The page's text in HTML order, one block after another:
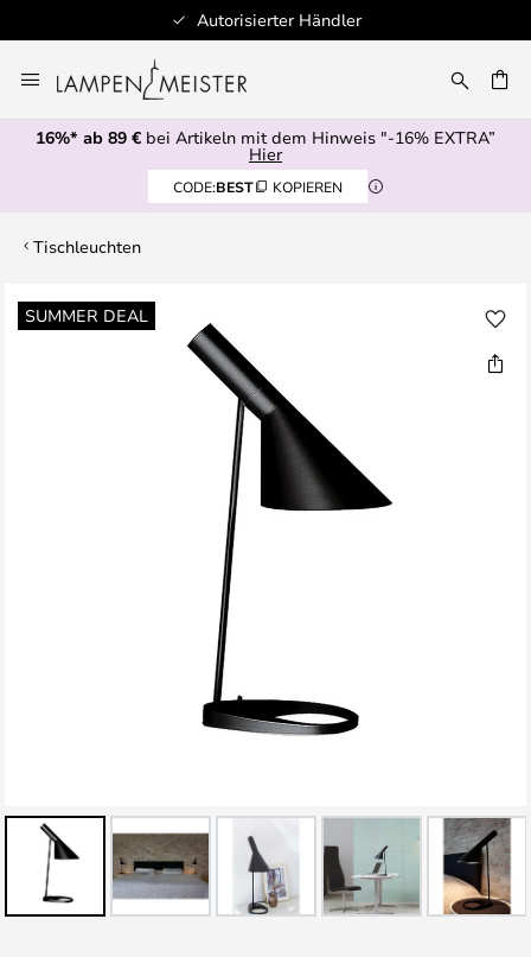
Schnelle Lieferung
Inhalt
springen
16%* ab 89 € bei Artikeln mit dem Hinweis "-16% EXTRA”
Hier
CODE:BEST KOPIEREN
Tischleuchten
SUMMER DEAL
Zum
Ende